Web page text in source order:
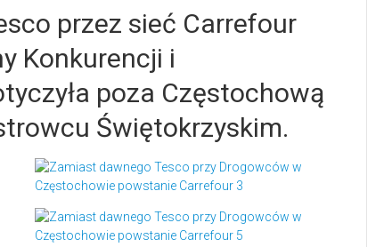
przez sieć Carrefour
Konkurencji i
poza Częstochową
Świętokrzyskim.